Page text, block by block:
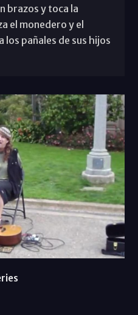
brazos y toca la
el monedero y el
pañales de sus hijos